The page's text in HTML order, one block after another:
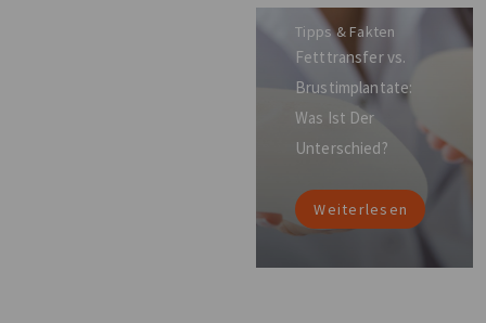
Tipps & Fakten
Fetttransfer vs.
Brustimplantate:
Was Ist Der
Unterschied?
Weiterlesen